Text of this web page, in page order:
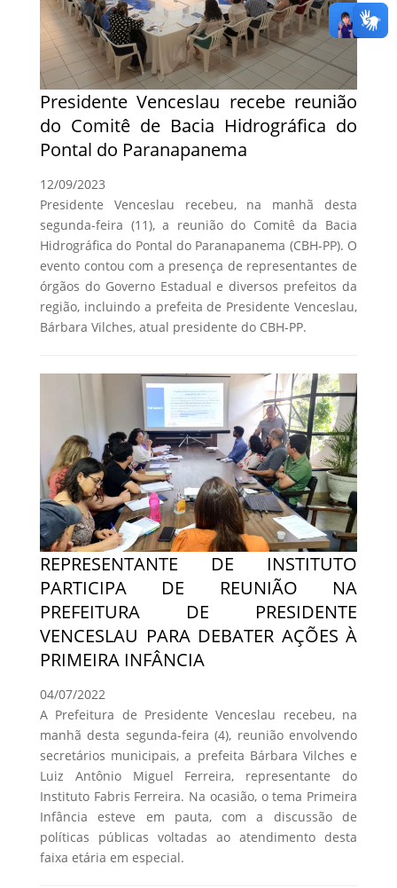
Presidente Venceslau recebe reunião
do Comitê de Bacia Hidrográfica do
Pontal do Paranapanema
12/09/2023
Presidente Venceslau recebeu, na manhã desta
segunda-feira (11), a reunião do Comitê da Bacia
Hidrográfica do Pontal do Paranapanema (CBH-PP). O
evento contou com a presença de representantes de
órgãos do Governo Estadual e diversos prefeitos da
região, incluindo a prefeita de Presidente Venceslau,
Bárbara Vilches, atual presidente do CBH-PP.
REPRESENTANTE DE INSTITUTO
PARTICIPA DE REUNIÃO NA
PREFEITURA DE PRESIDENTE
VENCESLAU PARA DEBATER AÇÕES À
PRIMEIRA INFÂNCIA
04/07/2022
A Prefeitura de Presidente Venceslau recebeu, na
manhã desta segunda-feira (4), reunião envolvendo
secretários municipais, a prefeita Bárbara Vilches e
Luiz Antônio Miguel Ferreira, representante do
Instituto Fabris Ferreira. Na ocasião, o tema Primeira
Infância esteve em pauta, com a discussão de
políticas públicas voltadas ao atendimento desta
faixa etária em especial.